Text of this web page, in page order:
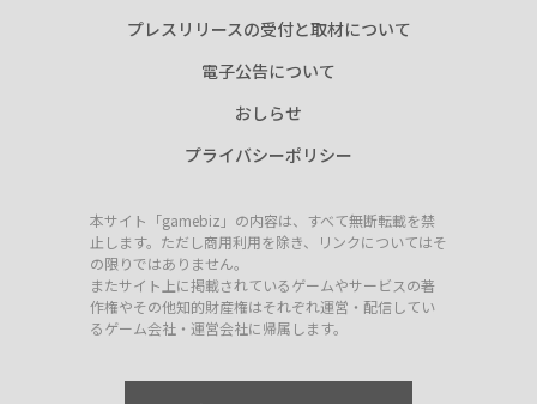
プレスリリースの受付と取材について
電子公告について
おしらせ
プライバシーポリシー
本サイト「gamebiz」の内容は、すべて無断転載を禁
止します。ただし商用利用を除き、リンクについてはそ
の限りではありません。
またサイト上に掲載されているゲームやサービスの著
作権やその他知的財産権はそれぞれ運営・配信してい
るゲーム会社・運営会社に帰属します。